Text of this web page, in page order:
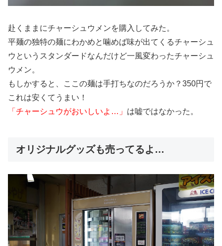
赴くままにチャーシュウメンを購入してみた。
平麺の独特の麺にわかめと噛めば味が出てくるチャーシュ
ウというスタンダードなんだけど一風変わったチャーシュ
ウメン。
もしかすると、ここの麺は手打ちなのだろうか？350円で
これは安くてうまい！
「チャーシュウがおいしいよ…」 は嘘ではなかった。
オリジナルグッズも売ってるよ…